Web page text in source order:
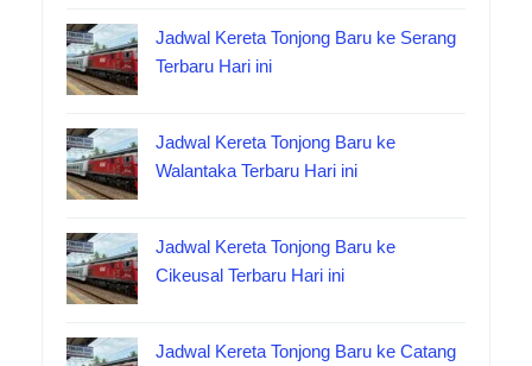
Jadwal Kereta Tonjong Baru ke Serang
Terbaru Hari ini
Jadwal Kereta Tonjong Baru ke
Walantaka Terbaru Hari ini
Jadwal Kereta Tonjong Baru ke
Cikeusal Terbaru Hari ini
Jadwal Kereta Tonjong Baru ke Catang